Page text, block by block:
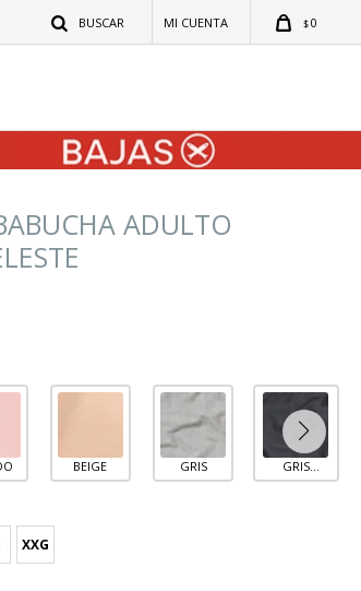
$0
ADULTO
BEIGE GRIS
GRIS
OSCURO
XXG